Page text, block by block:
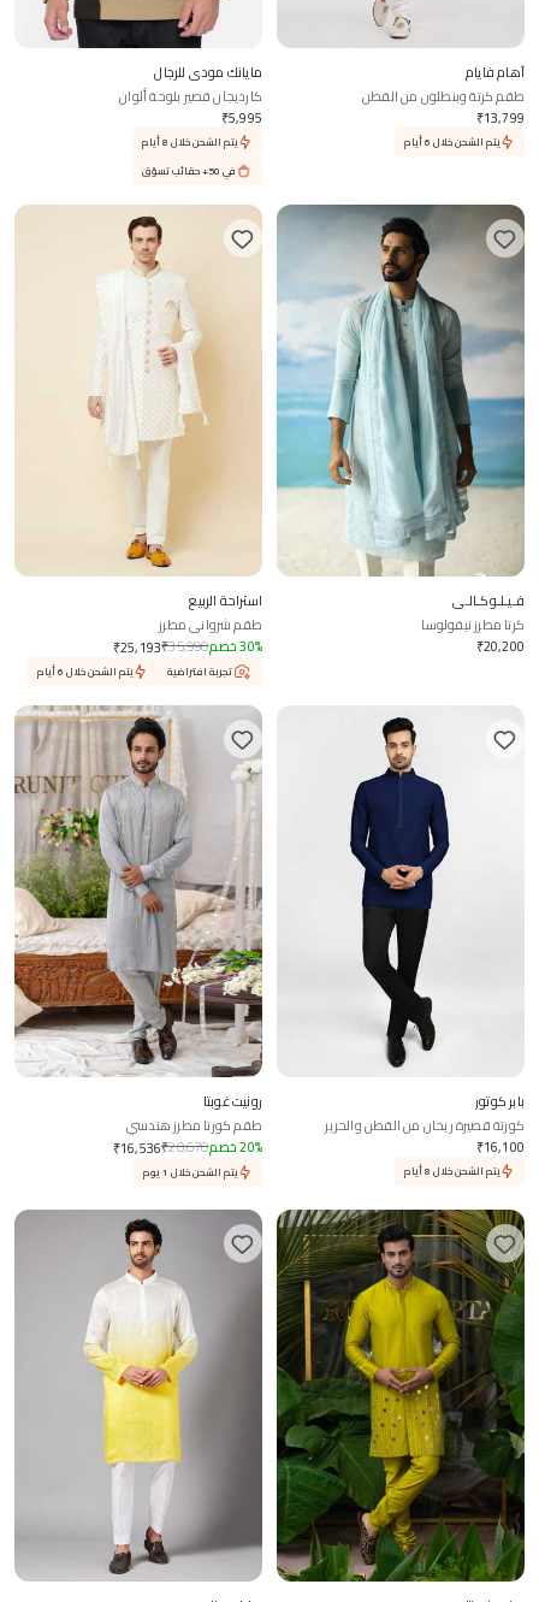
آهام فايام
طقم كرتة وبنطلون من القطن
₹13,799
يتم الشحن خلال 6 أيام
مايانك مودي للرجال
كارديجان قصير بلوحة ألوان
₹5,995
يتم الشحن خلال 8 أيام
في 50+ حقائب تسوّق
فـيـلـوكـالـي
كرتا مطرز نيفولوسا
₹20,200
استراحة الربيع
طقم شرواني مطرز
₹25,193₹35,990 30% خصم
تجربة افتراضية يتم الشحن خلال 6 أيام
بابر كوتور
كورتة قصيرة ريحان من القطن والحرير
₹16,100
يتم الشحن خلال 8 أيام
رونيت غوبتا
طقم كورتا مطرز هندسي
₹16,536₹20,670 20% خصم
يتم الشحن خلال 1 يوم